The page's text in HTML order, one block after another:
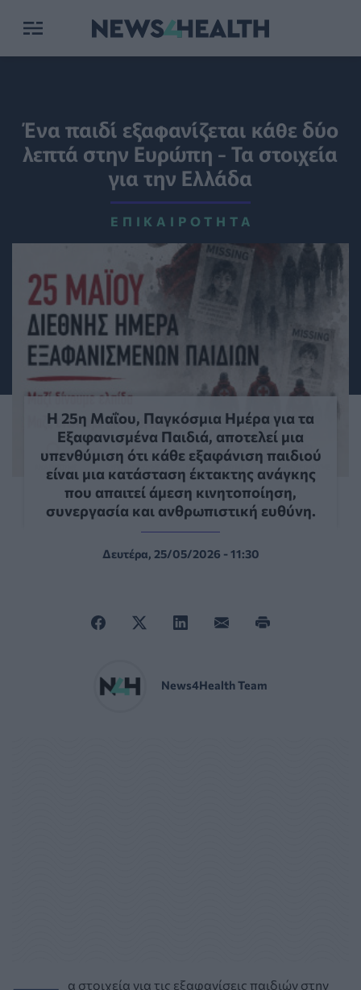
Ένα παιδί εξαφανίζεται κάθε δύο
λεπτά στην Ευρώπη - Τα στοιχεία
για την Ελλάδα
ΕΠΙΚΑΙΡΌΤΗΤΑ
Η 25η Μαΐου, Παγκόσμια Ημέρα για τα
Εξαφανισμένα Παιδιά, αποτελεί μια
υπενθύμιση ότι κάθε εξαφάνιση παιδιού
είναι μια κατάσταση έκτακτης ανάγκης
που απαιτεί άμεση κινητοποίηση,
συνεργασία και ανθρωπιστική ευθύνη.
Δευτέρα, 25/05/2026 - 11:30
News4Health Team
α στοιχεία για τις εξαφανίσεις παιδιών στην